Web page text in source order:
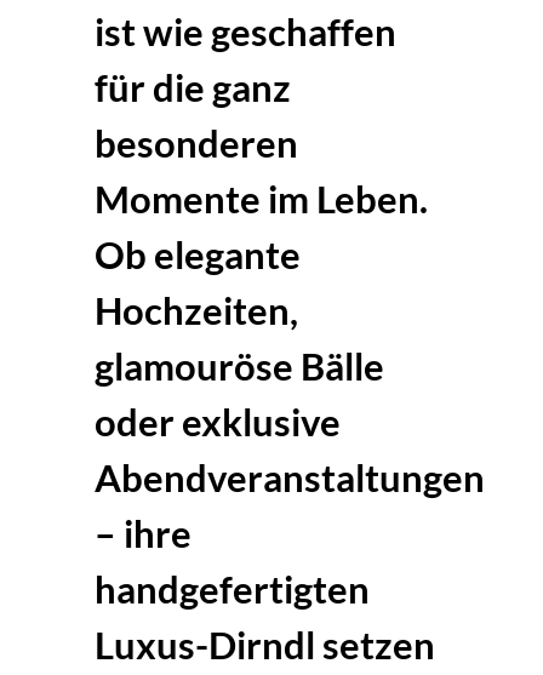
ist wie geschaffen
für die ganz
besonderen
Momente im Leben.
Ob elegante
Hochzeiten,
glamouröse Bälle
oder exklusive
Abendveranstaltungen
– ihre
handgefertigten
Luxus-Dirndl setzen